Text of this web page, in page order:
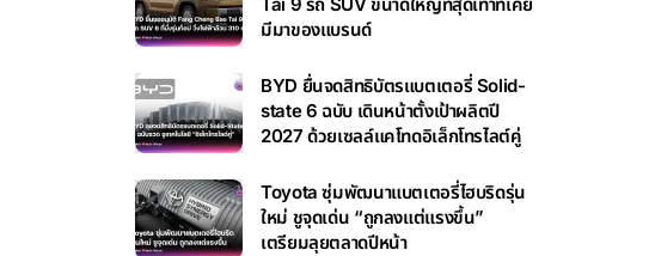
มีมาของแบรนด์
BYD ยื่นจดสิทธิบัตรแบตเตอรี่ Solid-
state 6 ฉบับ เดินหน้าตั้งเป้าผลิตปี
2027 ด้วยเซลล์แคโทดอิเล็กโทรไลต์คู่
Toyota ซุ่มพัฒนาแบตเตอรี่ไฮบริดรุ่น
ใหม่ ชูจุดเด่น “ถูกลงแต่แรงขึ้น”
เตรียมลุยตลาดปีหน้า